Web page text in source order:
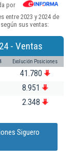
por
entre 2023 y 2024 de
sus ventas:
- Ventas
Evolución Posiciones
41.780
8.951
2.348
Siguero